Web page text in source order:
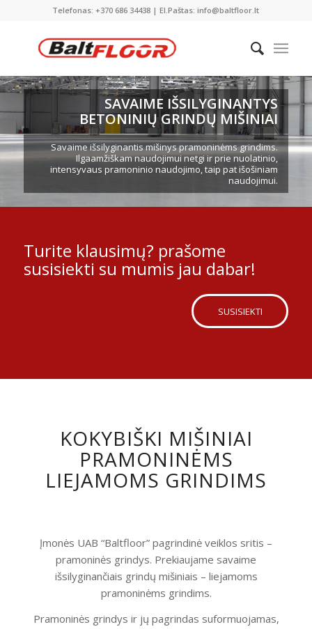
Telefonas: +370 686 34438 | El.Paštas: info@baltfloor.lt
SAVAIME IŠSILYGINANTYS
BETONINIŲ GRINDŲ MIŠINIAI
Savaime išsilyginantis mišinys pramoninėms grindims.
Ilgaamžiškam naudojimui netgi ir prie nuolatinio,
intensyvaus pramoninio naudojimo, taip pat išošiniam
naudojimui.
Turite klausimų? prašome
susisiekti su mumis jau dabar!
SUSISIEKTI
KOKYBIŠKI MIŠINIAI
PRAMONINĖMS
LIEJAMOMS GRINDIMS
Įmonės UAB “Baltfloor” pagrindinė veiklos sritis –
pramoninės grindys. Prekiaujame savaime
išsilyginančiais grindų mišiniais – liejamoms
pramoninėms grindims.
Pramoninės grindys ir jų pagrindas suformuojamas,